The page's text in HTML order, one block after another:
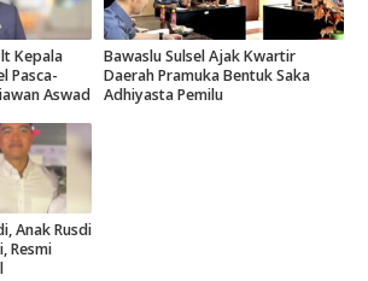
Kepala
Pasca-
Aswad
Bawaslu Sulsel Ajak Kwartir
Daerah Pramuka Bentuk Saka
Adhiyasta Pemilu
Anak Rusdi
Resmi